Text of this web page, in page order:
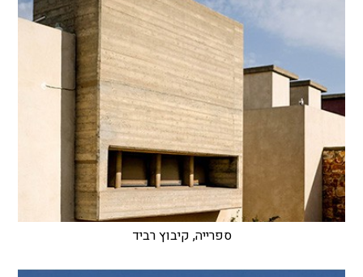
ספרייה, קיבוץ רביד